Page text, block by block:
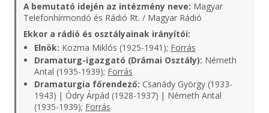
A bemutató idején az intézmény neve: Magyar
Telefonhírmondó és Rádió Rt. / Magyar Rádió
Ekkor a rádió és osztályainak irányítói:
Elnök: Kozma Miklós (1925-1941); Forrás
Dramaturg-igazgató (Drámai Osztály): Németh
Antal (1935-1939); Forrás
Dramaturgia főrendező: Csanády György (1933-
1943) | Ódry Árpád (1928-1937) | Németh Antal
(1935-1939); Forrás